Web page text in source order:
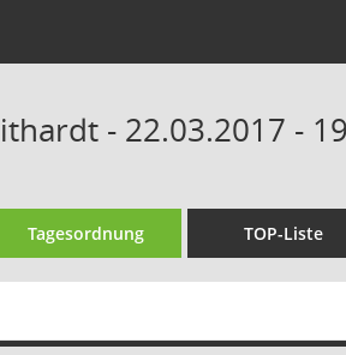
- 22.03.2017 -
Tagesordnung TOP-Liste